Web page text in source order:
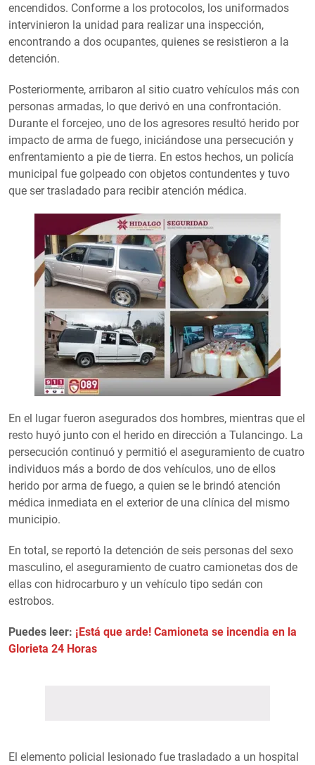
encendidos. Conforme a los protocolos, los uniformados
intervinieron la unidad para realizar una inspección,
encontrando a dos ocupantes, quienes se resistieron a la
detención.
Posteriormente, arribaron al sitio cuatro vehículos más con
personas armadas, lo que derivó en una confrontación.
Durante el forcejeo, uno de los agresores resultó herido por
impacto de arma de fuego, iniciándose una persecución y
enfrentamiento a pie de tierra. En estos hechos, un policía
municipal fue golpeado con objetos contundentes y tuvo
que ser trasladado para recibir atención médica.
En el lugar fueron asegurados dos hombres, mientras que el
resto huyó junto con el herido en dirección a Tulancingo. La
persecución continuó y permitió el aseguramiento de cuatro
individuos más a bordo de dos vehículos, uno de ellos
herido por arma de fuego, a quien se le brindó atención
médica inmediata en el exterior de una clínica del mismo
municipio.
En total, se reportó la detención de seis personas del sexo
masculino, el aseguramiento de cuatro camionetas dos de
ellas con hidrocarburo y un vehículo tipo sedán con
estrobos.
Puedes leer: ¡Está que arde! Camioneta se incendia en la
Glorieta 24 Horas
El elemento policial lesionado fue trasladado a un hospital